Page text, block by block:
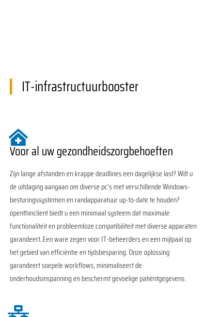
IT-infrastructuurbooster
Voor al uw gezondheidszorgbehoeften
Zijn lange afstanden en krappe deadlines een dagelijkse last? Wilt u
de uitdaging aangaan om diverse pc's met verschillende Windows-
besturingssystemen en randapparatuur up-to-date te houden?
openthinclient biedt u een minimaal systeem dat maximale
functionaliteit en probleemloze compatibiliteit met diverse apparaten
garandeert. Een ware zegen voor IT-beheerders en een mijlpaal op
het gebied van efficiëntie en tijdsbesparing. Onze oplossing
garandeert soepele workflows, minimaliseert de
onderhoudsinspanning en beschermt gevoelige patiëntgegevens.